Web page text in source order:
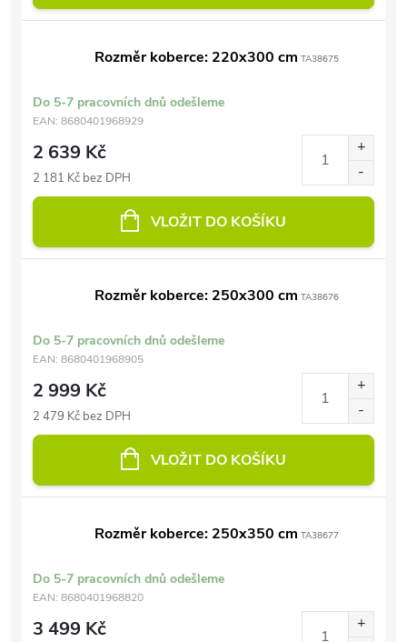
Rozměr koberce: 220x300 cm TA38675
Do 5-7 pracovních dnů odešleme
EAN: 8680401968929
2 639 Kč
2 181 Kč bez DPH
VLOŽIT DO KOŠÍKU
Rozměr koberce: 250x300 cm TA38676
Do 5-7 pracovních dnů odešleme
EAN: 8680401968905
2 999 Kč
2 479 Kč bez DPH
VLOŽIT DO KOŠÍKU
Rozměr koberce: 250x350 cm TA38677
Do 5-7 pracovních dnů odešleme
EAN: 8680401968820
3 499 Kč